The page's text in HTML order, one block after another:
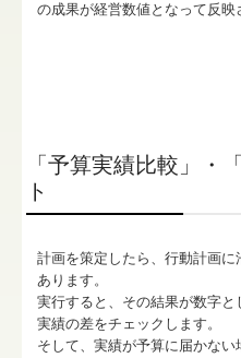
の成果が経営数値となって反映
「予算実績比較」・
ト
計画を策定したら、行動計画
あります。
実行すると、その結果が数字
実績の差をチェックします。
そして、実績が予算に届かな